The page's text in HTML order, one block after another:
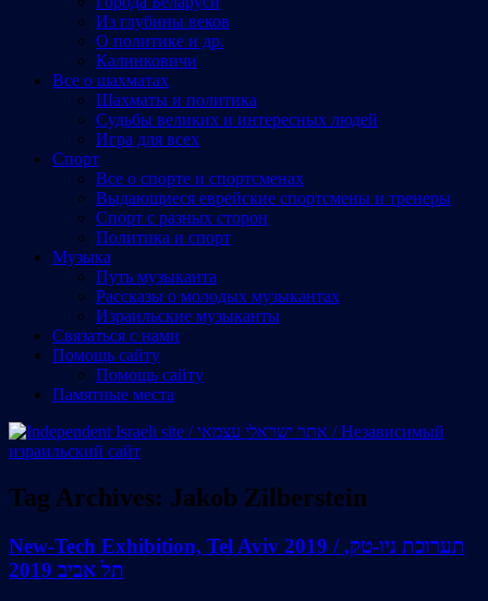
Из глубины веков
О политике и др.
Калинковичи
Все о шахматах
Шахматы и политика
Судьбы великих и интересных людей
Игра для всех
Спорт
Все о спорте и спортсменах
Выдающиеся еврейские спортсмены и тренеры
Спорт с разных сторон
Политика и спорт
Музыка
Путь музыканта
Рассказы о молодых музыкантах
Израильские музыканты
Cвязаться с нами
Помощь сайту
Помощь сайту
Памятные места
Tag Archives: Jakob Zilberstein
New-Tech Exhibition, Tel Aviv 2019 / תערוכת ניו-טק,
תל אביב 2019